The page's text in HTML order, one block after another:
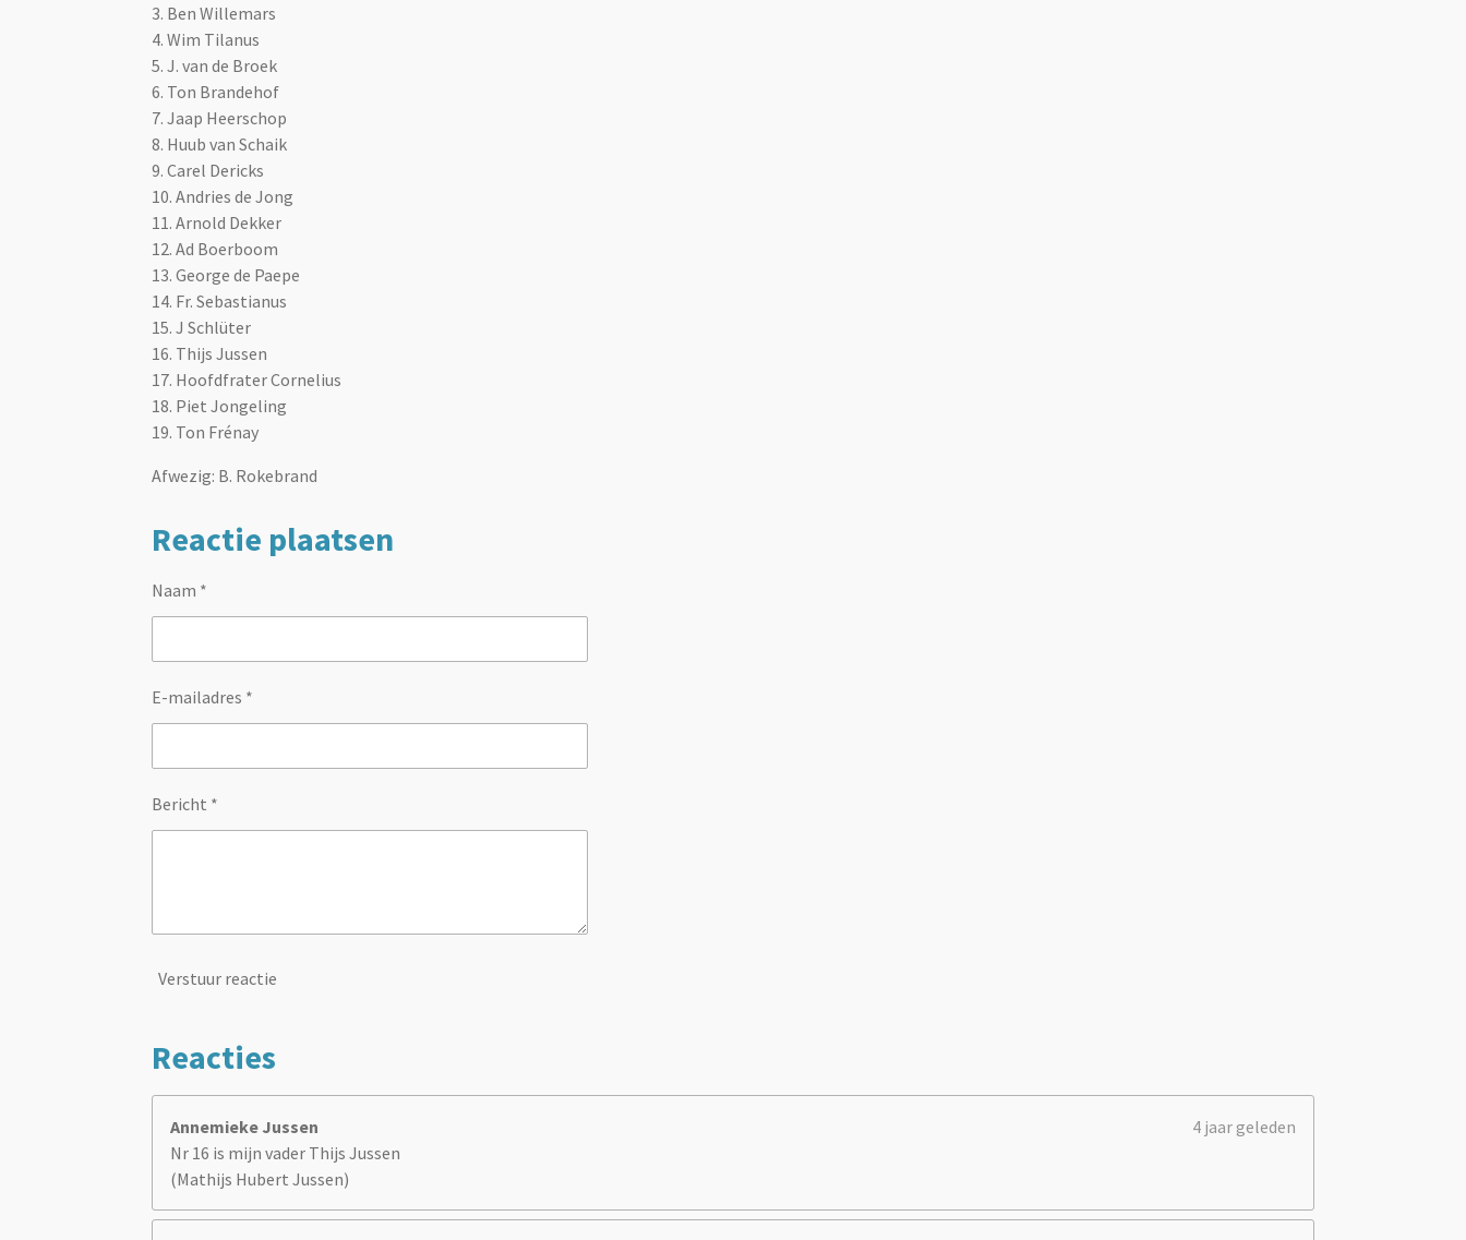
3. Ben Willemars
4. Wim Tilanus
5. J. van de Broek
6. Ton Brandehof
7. Jaap Heerschop
8. Huub van Schaik
9. Carel Dericks
10. Andries de Jong
11. Arnold Dekker
12. Ad Boerboom
13. George de Paepe
14. Fr. Sebastianus
15. J Schlüter
16. Thijs Jussen
17. Hoofdfrater Cornelius
18. Piet Jongeling
19. Ton Frénay
Afwezig: B. Rokebrand
Reactie plaatsen
Naam *
E-mailadres *
Bericht *
Verstuur reactie
Reacties
Annemieke Jussen
4 jaar geleden
Nr 16 is mijn vader Thijs Jussen
(Mathijs Hubert Jussen)